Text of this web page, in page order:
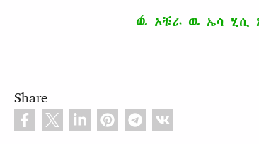
ዉ́ ኦቹራ ዉ ኤሳ ሂሲ
Share